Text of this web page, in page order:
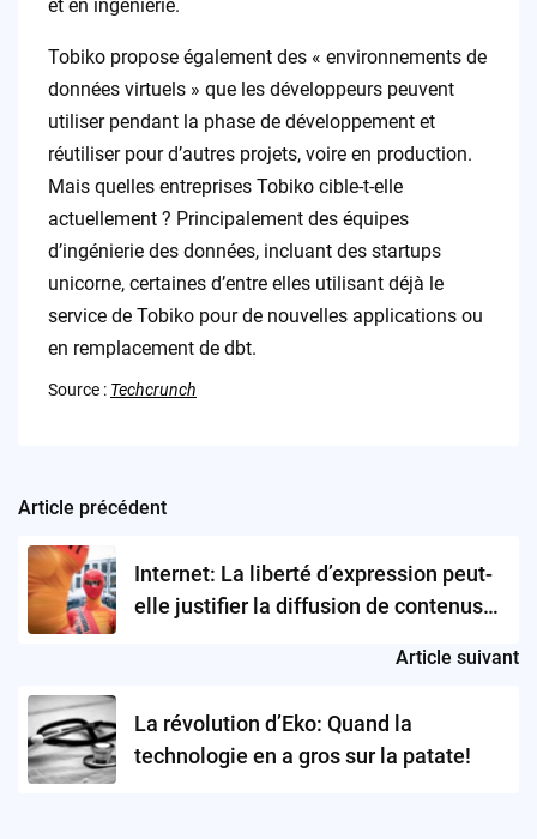
et en ingénierie.
Tobiko propose également des « environnements de
données virtuels » que les développeurs peuvent
utiliser pendant la phase de développement et
réutiliser pour d’autres projets, voire en production.
Mais quelles entreprises Tobiko cible-t-elle
actuellement ? Principalement des équipes
d’ingénierie des données, incluant des startups
unicorne, certaines d’entre elles utilisant déjà le
service de Tobiko pour de nouvelles applications ou
en remplacement de dbt.
Source : Techcrunch
Post
navigation
Article précédent
Internet: La liberté d’expression peut-
elle justifier la diffusion de contenus
Article suivant
La révolution d’Eko: Quand la
technologie en a gros sur la patate!